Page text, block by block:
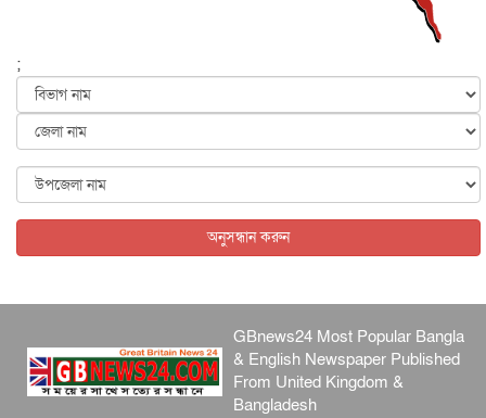
৬ আগস্ট, ২০২৬
জুলাইয়ের কৃতিত্ব নেওয়ার জন্য সবাই প্রতিযোগিতায় নেমেছে :
৬ আগস্ট, ২০২৬
৬ আগস্ট, ২০২৬
;
অনুসন্ধান করুন
GBnews24 Most Popular Bangla
& English Newspaper Published
From United Kingdom &
Bangladesh